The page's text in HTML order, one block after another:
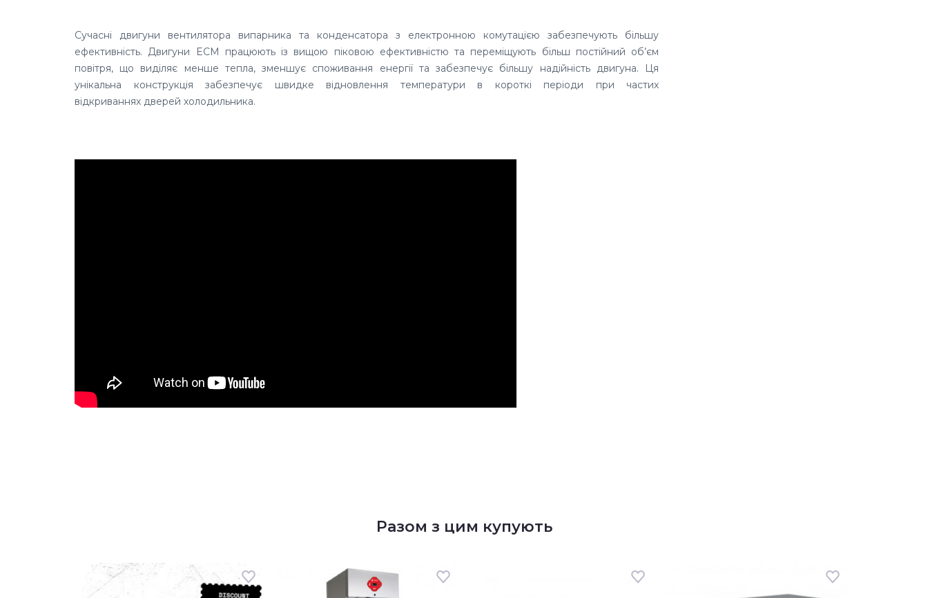
Сучасні двигуни вентилятора випарника та конденсатора з електронною комутацією забезпечують більшу
ефективність. Двигуни ECM працюють із вищою піковою ефективністю та переміщують більш постійний об’єм
повітря, що виділяє менше тепла, зменшує споживання енергії та забезпечує більшу надійність двигуна. Ця
унікальна конструкція забезпечує швидке відновлення температури в короткі періоди при частих
відкриваннях дверей холодильника.
Разом з цим купують